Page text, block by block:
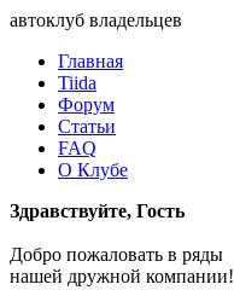
автоклуб владельцев
Главная
Tiida
Форум
Статьи
FAQ
О Клубе
Здравствуйте, Гость
Добро пожаловать в ряды
нашей дружной компании!